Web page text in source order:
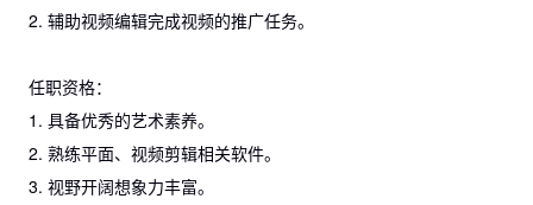
2. 辅助视频编辑完成视频的推广任务。
任职资格：
1. 具备优秀的艺术素养。
2. 熟练平面、视频剪辑相关软件。
3. 视野开阔想象力丰富。